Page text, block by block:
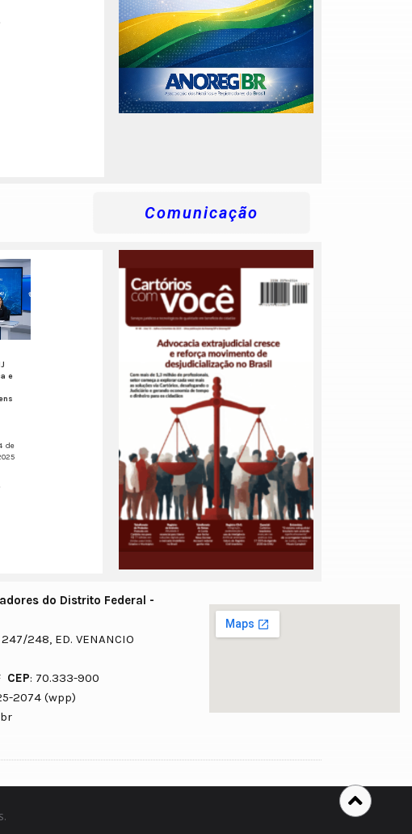
Comunicação
e
de
do Distrito Federal -
248, ED. VENANCIO
CEP: 70.333-900
98625-2074 (wpp)